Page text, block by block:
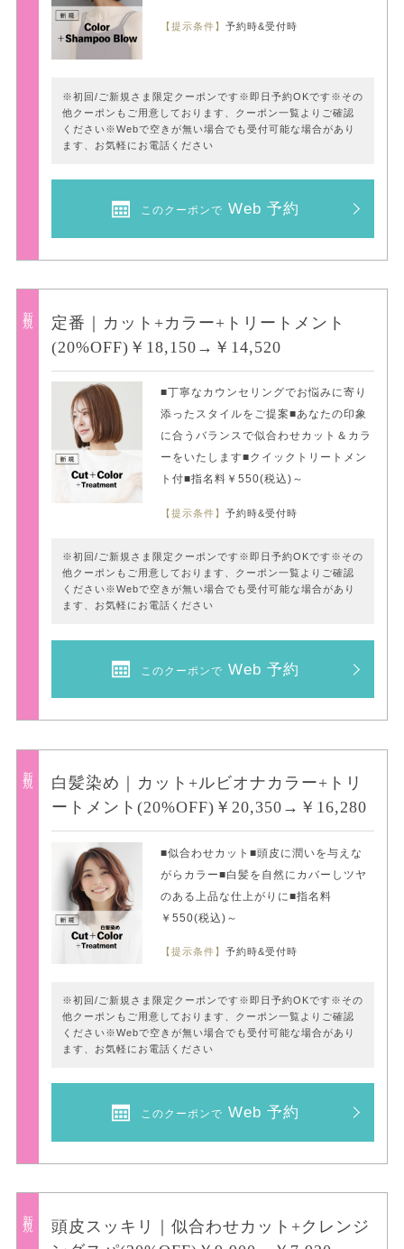
【提示条件】予約時&受付時
※初回/ご新規さま限定クーポンです※即日予約OKです※その
他クーポンもご用意しております、クーポン一覧よりご確認
ください※Webで空きが無い場合でも受付可能な場合があり
ます、お気軽にお電話ください
このクーポンで Web 予約
新規
定番｜カット+カラー+トリートメント
(20%OFF)￥18,150→￥14,520
■丁寧なカウンセリングでお悩みに寄り
添ったスタイルをご提案■あなたの印象
に合うバランスで似合わせカット＆カラ
ーをいたします■クイックトリートメン
ト付■指名料￥550(税込)～
【提示条件】予約時&受付時
※初回/ご新規さま限定クーポンです※即日予約OKです※その
他クーポンもご用意しております、クーポン一覧よりご確認
ください※Webで空きが無い場合でも受付可能な場合があり
ます、お気軽にお電話ください
このクーポンで Web 予約
新規
白髪染め｜カット+ルビオナカラー+トリ
ートメント(20%OFF)￥20,350→￥16,280
■似合わせカット■頭皮に潤いを与えな
がらカラー■白髪を自然にカバーしツヤ
のある上品な仕上がりに■指名料
￥550(税込)～
【提示条件】予約時&受付時
※初回/ご新規さま限定クーポンです※即日予約OKです※その
他クーポンもご用意しております、クーポン一覧よりご確認
ください※Webで空きが無い場合でも受付可能な場合があり
ます、お気軽にお電話ください
このクーポンで Web 予約
新規
頭皮スッキリ｜似合わせカット+クレンジ